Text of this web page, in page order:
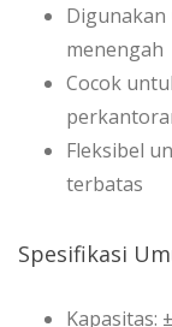
Digunakan
menengah
Cocok
Fleksibel
terbatas
Spesifikasi
Kapasitas: